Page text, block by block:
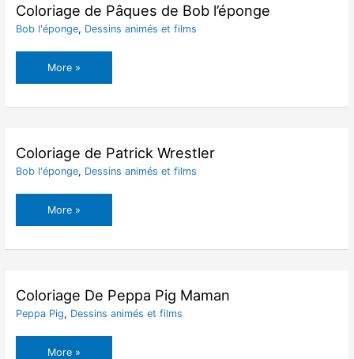
l’éponge
Coloriage de Pâques de Bob l’éponge
Bob l'éponge, Dessins animés et films
Coloriage
de
l’éponge
More »
Coloriage de Patrick Wrestler
Bob l'éponge, Dessins animés et films
Coloriage
de
More »
Coloriage De Peppa Pig Maman
Peppa Pig, Dessins animés et films
Coloriage
More »